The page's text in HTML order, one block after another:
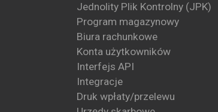
Jednolity Plik Kontrolny (JPK)
Program magazynowy
Biura rachunkowe
Konta użytkowników
Interfejs API
Integracje
Druk wpłaty/przelewu